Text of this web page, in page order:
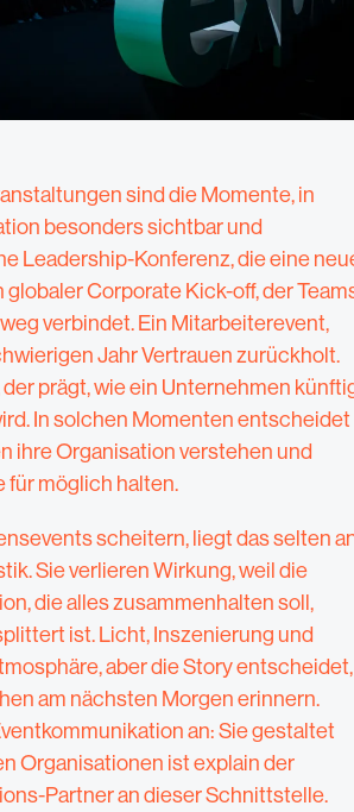
sind die Momente, in
besonders sichtbar und
Leadership-Konferenz, die eine
Corporate Kick-off, der
verbindet. Ein Mitarbeiterevent,
Jahr Vertrauen zurückholt.
prägt, wie ein Unternehmen
In solchen Momenten entscheidet
ihre Organisation verstehen und
für möglich halten.
scheitern, liegt das selten
Sie verlieren Wirkung, weil die
die alles zusammenhalten soll,
ist. Licht, Inszenierung und
aber die Story entscheidet,
am nächsten Morgen erinnern.
an: Sie gestaltet
Organisationen ist explain der
Partner an dieser Schnittstelle.